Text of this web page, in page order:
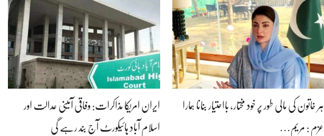
ہر خاتون کی مالی طور پر خود مختار، بااحتیار بنانا ہمارا
عزم : مریم…
ایران امریکا مذاکرات: وفاقی آئینی عدالت اور
اسلام آباد ہائیکورٹ آج بند رہے گی